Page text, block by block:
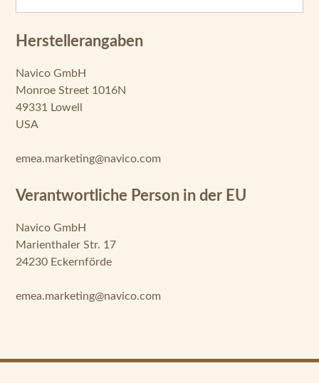
Herstellerangaben
Navico GmbH
Monroe Street 1016N
49331 Lowell
USA
emea.marketing@navico.com
Verantwortliche Person in der EU
Navico GmbH
Marienthaler Str. 17
24230 Eckernförde
emea.marketing@navico.com